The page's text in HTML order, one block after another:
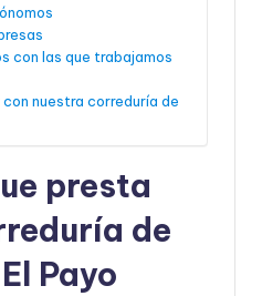
con las que trabajamos
nuestra correduría de
presta
de
Payo